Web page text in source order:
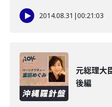
2014.08.31 |00:21:03
元総理
後編